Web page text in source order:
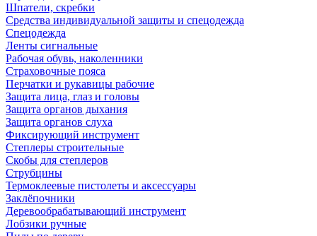
Шпатели, скребки
Средства индивидуальной защиты и спецодежда
Спецодежда
Ленты сигнальные
Рабочая обувь, наколенники
Страховочные пояса
Перчатки и рукавицы рабочие
Защита лица, глаз и головы
Защита органов дыхания
Защита органов слуха
Фиксирующий инструмент
Степлеры строительные
Скобы для степлеров
Струбцины
Термоклеевые пистолеты и аксессуары
Заклёпочники
Деревообрабатывающий инструмент
Лобзики ручные